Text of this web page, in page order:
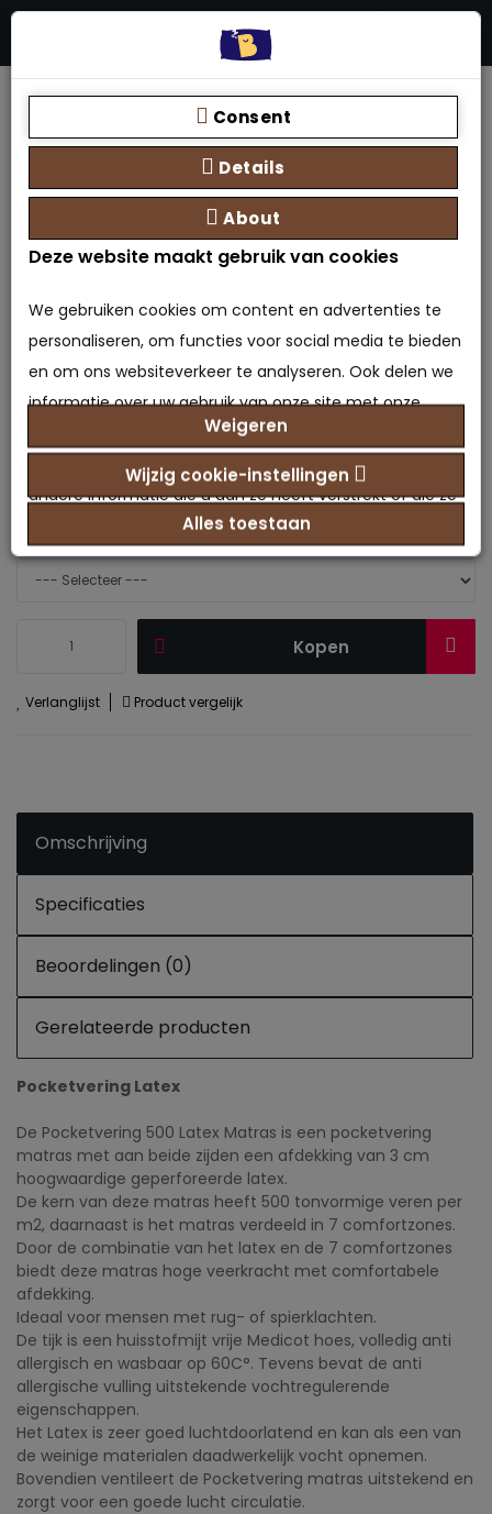
Zoeken
Pocketvering Latex 500
Pocketvering Latex 500
0 beoordeling(en)/ Geef beoordeling
Merk:Bedden Plein 40-45 B.V.
Model: MA-6013831676621
Beschikbaarheid: Op voorraad
€239,95
info
Kopen
Verlanglijst Product vergelijk
Omschrijving
Specificaties
Beoordelingen (0)
Gerelateerde producten
Pocketvering Latex
De Pocketvering 500 Latex Matras is een pocketvering
matras met aan beide zijden een afdekking van 3 cm
hoogwaardige geperforeerde latex.
De kern van deze matras heeft 500 tonvormige veren per
m2, daarnaast is het matras verdeeld in 7 comfortzones.
Door de combinatie van het latex en de 7 comfortzones
biedt deze matras hoge veerkracht met comfortabele
afdekking.
Ideaal voor mensen met rug- of spierklachten.
De tijk is een huisstofmijt vrije Medicot hoes, volledig anti
allergisch en wasbaar op 60C°. Tevens bevat de anti
allergische vulling uitstekende vochtregulerende
eigenschappen.
Het Latex is zeer goed luchtdoorlatend en kan als een van
de weinige materialen daadwerkelijk vocht opnemen.
Bovendien ventileert de Pocketvering matras uitstekend en
zorgt voor een goede lucht circulatie.
Consent
Details
About
Deze website maakt gebruik van cookies
We gebruiken cookies om content en advertenties te
personaliseren, om functies voor social media te bieden
en om ons websiteverkeer te analyseren. Ook delen we
informatie over uw gebruik van onze site met onze
partners voor social media, adverteren en analyse. Deze
partners kunnen deze gegevens combineren met
andere informatie die u aan ze heeft verstrekt of die ze
hebben verzameld op basis van uw gebruik van hun
services.
Weigeren
Wijzig cookie-instellingen
Alles toestaan